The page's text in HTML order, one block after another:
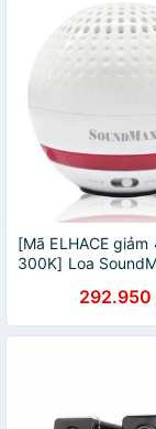
[Mã ELHACE giảm
300K] Loa
292.950